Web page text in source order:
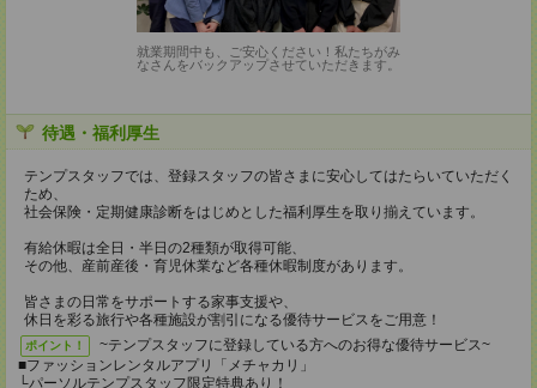
就業期間中も、ご安心ください！私たちがみ
なさんをバックアップさせていただきます。
待遇・福利厚生
テンプスタッフでは、登録スタッフの皆さまに安心してはたらいていただく
ため、
社会保険・定期健康診断をはじめとした福利厚生を取り揃えています。
有給休暇は全日・半日の2種類が取得可能、
その他、産前産後・育児休業など各種休暇制度があります。
皆さまの日常をサポートする家事支援や、
休日を彩る旅行や各種施設が割引になる優待サービスをご用意！
ポイント！
~テンプスタッフに登録している方へのお得な優待サービス~
■ファッションレンタルアプリ「メチャカリ」
└パーソルテンプスタッフ限定特典あり！